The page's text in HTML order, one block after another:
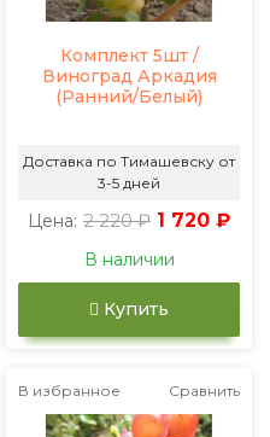
Комплект 5шт /
Виноград Аркадия
(Ранний/Белый)
Доставка по Тимашевску от
3-5 дней
Цена: 2 220 ₽ 1 720 ₽
В наличии
Купить
В избранное Сравнить